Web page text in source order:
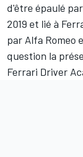
d'être épaulé
2019 et lié à
par Alfa Romeo
question la
Ferrari Driver